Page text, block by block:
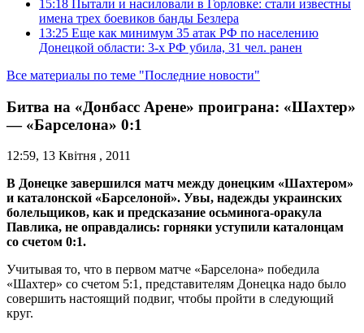
15:18 Пытали и насиловали в Горловке: стали известны
имена трех боевиков банды Безлера
13:25 Еще как минимум 35 атак РФ по населению
Донецкой области: 3-х РФ убила, 31 чел. ранен
Все материалы по теме "Последние новости"
Битва на «Донбасс Арене» проиграна: «Шахтер»
— «Барселона» 0:1
12:59, 13 Квітня , 2011
В Донецке завершился матч между донецким «Шахтером»
и каталонской «Барселоной». Увы, надежды украинских
болельщиков, как и предсказание осьминога-оракула
Павлика, не оправдались: горняки уступили каталонцам
со счетом 0:1.
Учитывая то, что в первом матче «Барселона» победила
«Шахтер» со счетом 5:1, представителям Донецка надо было
совершить настоящий подвиг, чтобы пройти в следующий
круг.